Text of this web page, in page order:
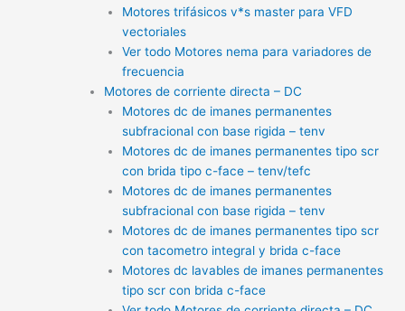
Motores trifásicos v*s master para VFD
vectoriales
Ver todo Motores nema para variadores de
frecuencia
Motores de corriente directa – DC
Motores dc de imanes permanentes
subfracional con base rigida – tenv
Motores dc de imanes permanentes tipo scr
con brida tipo c-face – tenv/tefc
Motores dc de imanes permanentes
subfracional con base rigida – tenv
Motores dc de imanes permanentes tipo scr
con tacometro integral y brida c-face
Motores dc lavables de imanes permanentes
tipo scr con brida c-face